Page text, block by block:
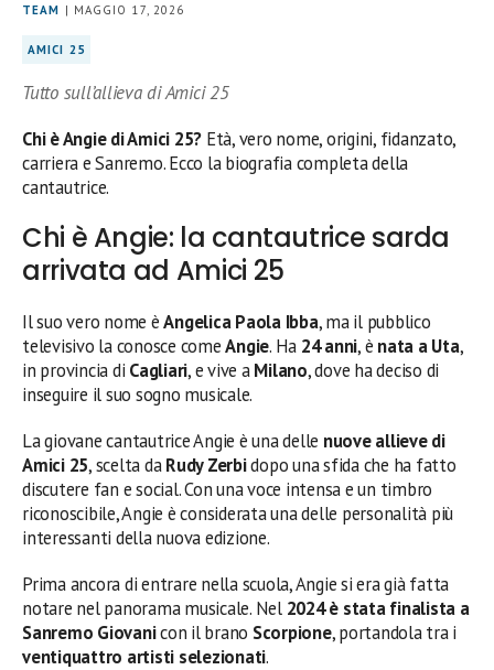
TEAM | MAGGIO 17, 2026
AMICI 25
Tutto sull’allieva di Amici 25
Chi è Angie di Amici 25? Età, vero nome, origini, fidanzato,
carriera e Sanremo. Ecco la biografia completa della
cantautrice.
Chi è Angie: la cantautrice sarda
arrivata ad Amici 25
Il suo vero nome èAngelica Paola Ibba, ma il pubblico
televisivo la conosce comeAngie. Ha 24 anni, è nata a Uta,
in provincia di Cagliari, e vive aMilano, dove ha deciso di
inseguire il suo sogno musicale.
La giovane cantautrice Angie è una delle nuove allieve di
Amici 25, scelta daRudy Zerbidopo una sfida che ha fatto
discutere fan e social. Con una voce intensa e un timbro
riconoscibile, Angie è considerata una delle personalità più
interessanti della nuova edizione.
Prima ancora di entrare nella scuola, Angie si era già fatta
notare nel panorama musicale. Nel 2024 è stata finalista a
Sanremo Giovanicon il brano Scorpione, portandola tra i
ventiquattro artisti selezionati.